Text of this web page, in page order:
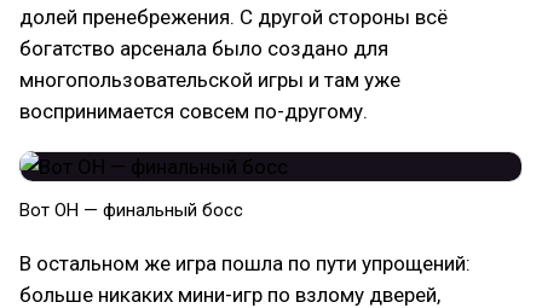
долей пренебрежения. С другой стороны всё
богатство арсенала было создано для
многопользовательской игры и там уже
воспринимается совсем по-другому.
Вот ОН — финальный босс
В остальном же игра пошла по пути упрощений:
больше никаких мини-игр по взлому дверей,